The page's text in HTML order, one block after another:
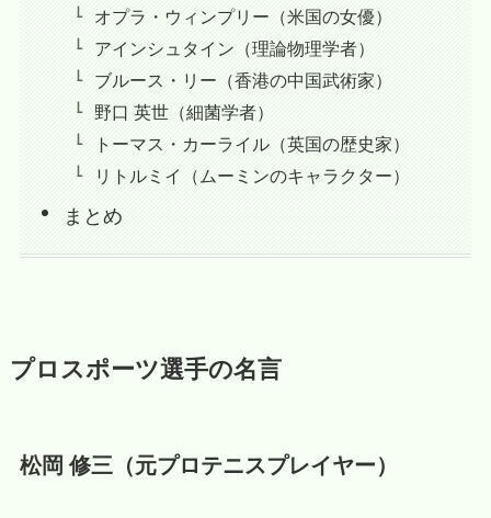
オプラ・ウィンプリー（米国の女優）
アインシュタイン（理論物理学者）
ブルース・リー（香港の中国武術家）
野口 英世（細菌学者）
トーマス・カーライル（英国の歴史家）
リトルミイ（ムーミンのキャラクター）
まとめ
プロスポーツ選手の名言
松岡 修三（元プロテニスプレイヤー）